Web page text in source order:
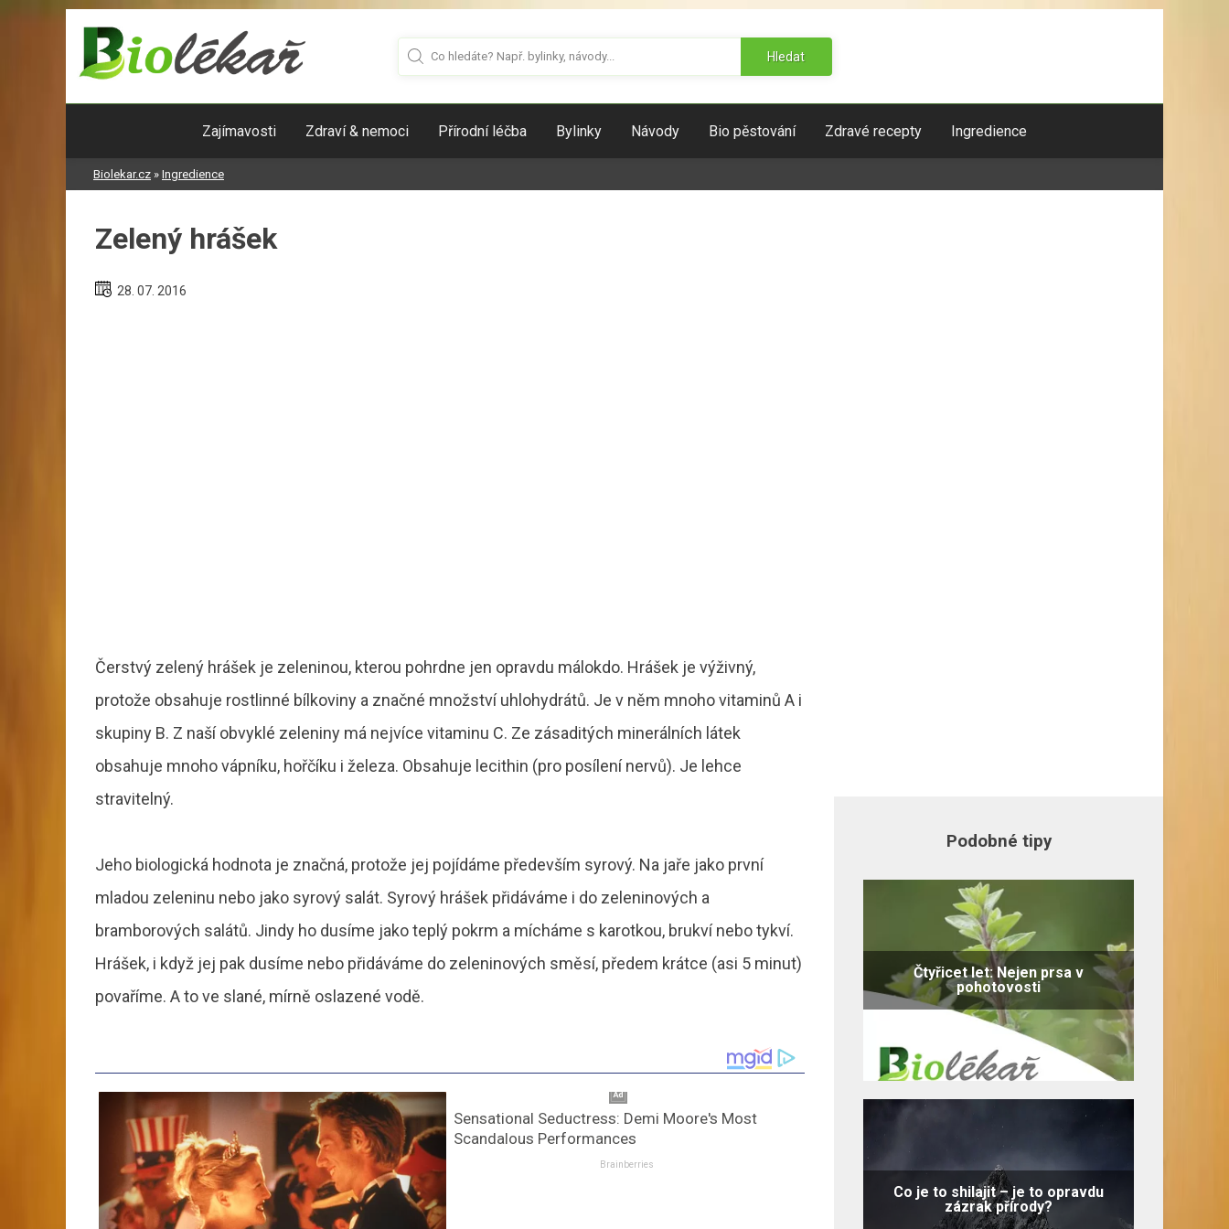
Hledat
Zajímavosti Zdraví & nemoci Přírodní léčba Bylinky Návody Bio pěstování Zdravé recepty Ingredience
Biolekar.cz » Ingredience
Zelený hrášek
28. 07. 2016
Čerstvý zelený hrášek je zeleninou, kterou pohrdne jen opravdu málokdo. Hrášek je výživný,
protože obsahuje rostlinné bílkoviny a značné množství uhlohydrátů. Je v něm mnoho vitaminů A i
skupiny B. Z naší obvyklé zeleniny má nejvíce vitaminu C. Ze zásaditých minerálních látek
obsahuje mnoho vápníku, hořčíku i železa. Obsahuje lecithin (pro posílení nervů). Je lehce
stravitelný.
Jeho biologická hodnota je značná, protože jej pojídáme především syrový. Na jaře jako první
mladou zeleninu nebo jako syrový salát. Syrový hrášek přidáváme i do zeleninových a
bramborových salátů. Jindy ho dusíme jako teplý pokrm a mícháme s karotkou, brukví nebo tykví.
Hrášek, i když jej pak dusíme nebo přidáváme do zeleninových směsí, předem krátce (asi 5 minut)
povaříme. A to ve slané, mírně oslazené vodě.
Sensational Seductress: Demi Moore's Most
Scandalous Performances
Brainberries
Podobné tipy
Čtyřicet let: Nejen prsa v
pohotovosti
Co je to shilajit – je to opravdu
zázrak přírody?